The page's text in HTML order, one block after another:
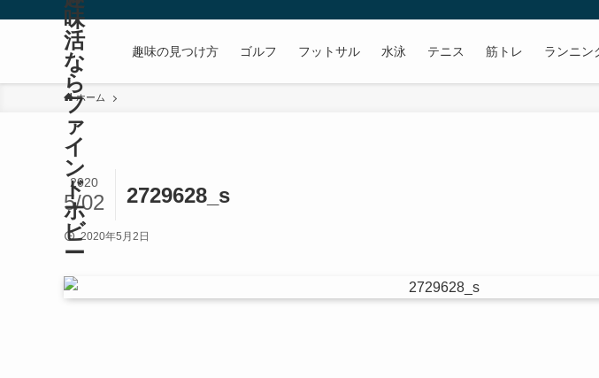
味
活
な
ら
フ
ァ
イ
ン
ド
ホ
ビ
ー
趣味の見つけ方 ゴルフ フットサル 水泳 テニス 筋トレ ランニン
ホーム
2729628_s
2020
5/02
2020年5月2日